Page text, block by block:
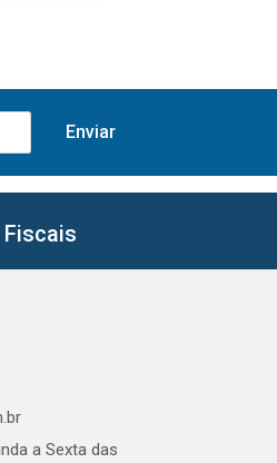
a Sexta das